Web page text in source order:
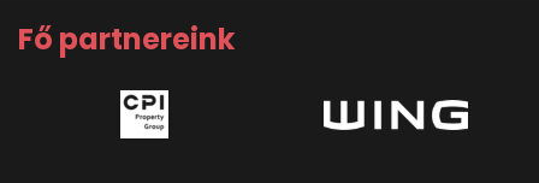
Fő partnereink